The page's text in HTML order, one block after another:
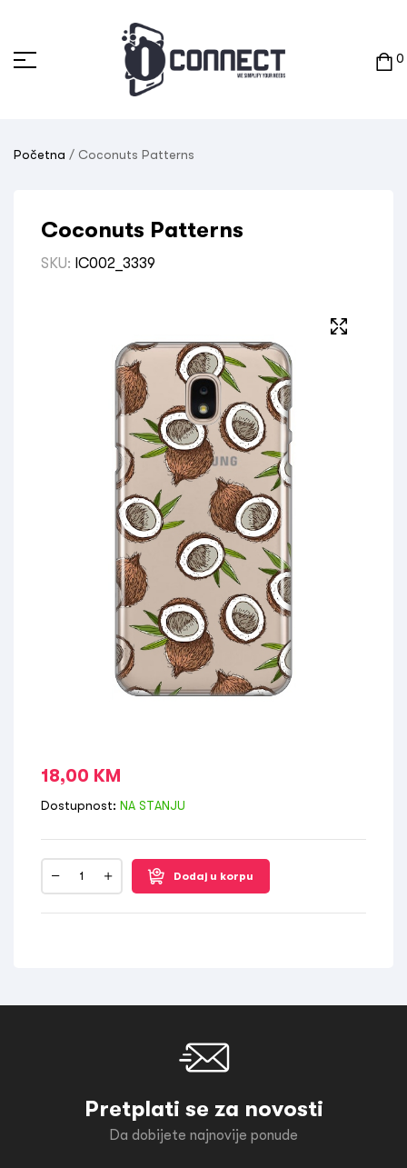
0
Početna / Coconuts Patterns
Coconuts Patterns
SKU: IC002_3339
18,00 KM
Dostupnost: NA STANJU
Dodaj u korpu
Pretplati se za novosti
Da dobijete najnovije ponude